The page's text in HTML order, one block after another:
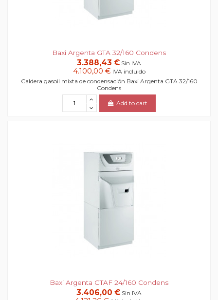
Baxi Argenta GTA 32/160 Condens
3.388,43 € Sin IVA
4.100,00 € IVA incluido
Caldera gasoil mixta de condensación Baxi Argenta GTA 32/160
Condens
Add to cart
Baxi Argenta GTAF 24/160 Condens
3.406,00 € Sin IVA